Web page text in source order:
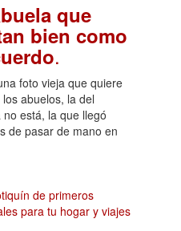
que
bien como
.
foto vieja que quiere
abuelos, la del
está, la que llegó
de pasar de mano en